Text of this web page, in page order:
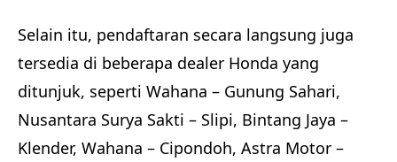
Selain itu, pendaftaran secara langsung juga
tersedia di beberapa dealer Honda yang
ditunjuk, seperti Wahana – Gunung Sahari,
Nusantara Surya Sakti – Slipi, Bintang Jaya –
Klender, Wahana – Cipondoh, Astra Motor –